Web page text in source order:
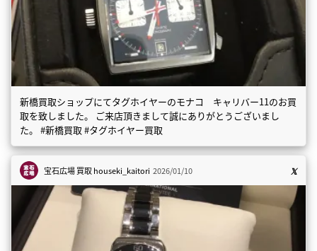
新橋買取ショップにてタグホイヤーのモナコ キャリバー11のお買
取を致しました。 ご来店頂きまして誠にありがとうございまし
た。 #新橋買取 #タグホイヤー買取
宝石広場 買取houseki_kaitori 2026/01/10